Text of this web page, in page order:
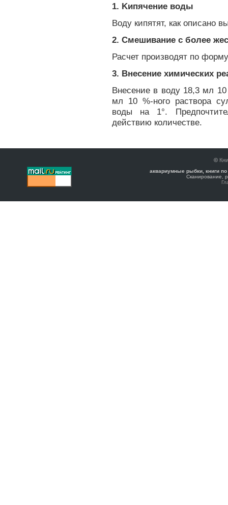
1. Kипячение воды
Воду кипятят, как описано
2. Смешивание с более
Расчет производят по
3. Внесение химических
Внесение в воду 18,3 мл
мл 10 %-ного раствора
воды на 1°.
действию количестве.
©
аквариумные рыбки, книги
Сканирование,